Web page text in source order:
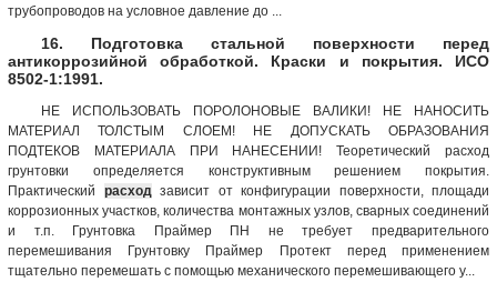
трубопроводов на условное давление до ...
16. Подготовка стальной поверхности перед
антикоррозийной обработкой. Краски и покрытия. ИСО
8502-1:1991.
НЕ ИСПОЛЬЗОВАТЬ ПОРОЛОНОВЫЕ ВАЛИКИ! НЕ НАНОСИТЬ
МАТЕРИАЛ ТОЛСТЫМ СЛОЕМ! НЕ ДОПУСКАТЬ ОБРАЗОВАНИЯ
ПОДТЕКОВ МАТЕРИАЛА ПРИ НАНЕСЕНИИ! Теоретический расход
грунтовки определяется конструктивным решением покрытия.
Практический расход зависит от конфигурации поверхности, площади
коррозионных участков, количества монтажных узлов, сварных соединений
и т.п. Грунтовка Праймер ПН не требует предварительного
перемешивания Грунтовку Праймер Протект перед применением
тщательно перемешать с помощью механического перемешивающего у...